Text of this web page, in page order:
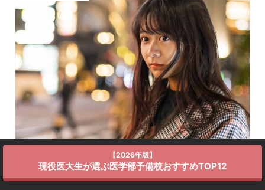
検証！今話題の口頭試問を、化学を5年間やってない医学生
が受け...
【2026年版】
現役医大生が選ぶ医学部予備校おすすめTOP12